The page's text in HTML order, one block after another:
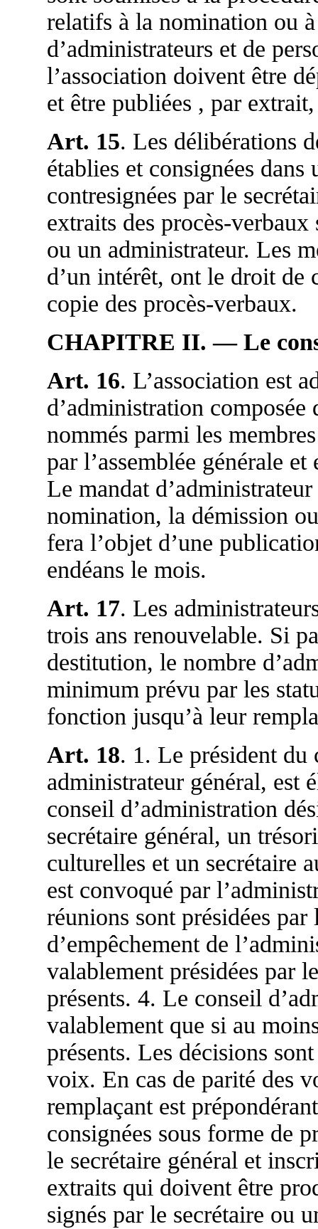
relatifs à la nomination ou
d’administrateurs et de
l’association doivent être
et être publiées , par
Art. 15. Les délibérations
établies et consignées
contresignées par le
extraits des procès-
ou un administrateur. Les
d’un intérêt, ont le droit de
copie des procès-verbaux.
CHAPITRE II. — Le
Art. 16. L’association est
d’administration
nommés parmi les
par l’assemblée générale
Le mandat
nomination, la démission
fera l’objet d’une
endéans le mois.
Art. 17. Les
trois ans renouvelable. Si
destitution, le nombre
minimum prévu par les
fonction jusqu’à leur
Art. 18. 1. Le président du
administrateur général, est
conseil d’administration
secrétaire général, un
culturelles et un secrétaire
est convoqué par
réunions sont présidées
d’empêchement de
valablement présidées par
présents. 4. Le conseil
valablement que si au
présents. Les décisions
voix. En cas de parité des
remplaçant est
consignées sous forme de
le secrétaire général et
extraits qui doivent être
signés par le secrétaire ou